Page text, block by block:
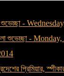
-
শুভেচ্ছা -
প্রিমিয়ার,